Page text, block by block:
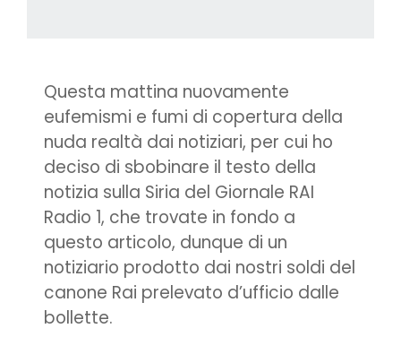
Questa mattina nuovamente
eufemismi e fumi di copertura della
nuda realtà dai notiziari, per cui ho
deciso di sbobinare il testo della
notizia sulla Siria del Giornale RAI
Radio 1, che trovate in fondo a
questo articolo, dunque di un
notiziario prodotto dai nostri soldi del
canone Rai prelevato d’ufficio dalle
bollette.